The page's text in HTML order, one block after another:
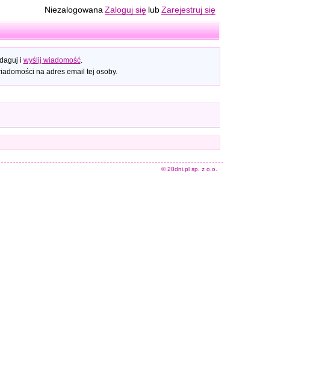
Niezalogowana Zaloguj się lub Zarejestruj się
i wyślij wiadomość.
na adres email tej osoby.
© 28dni.pl sp. z o.o.